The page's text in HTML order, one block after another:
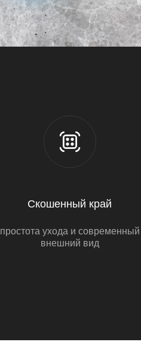
Скошенный край
простота ухода и современный
внешний вид